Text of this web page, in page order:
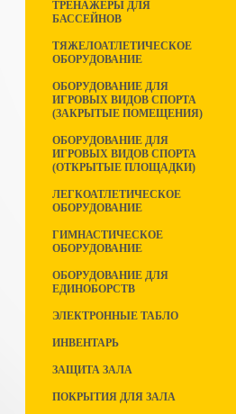
ТРЕНАЖЕРЫ ДЛЯ
БАССЕЙНОВ
ТЯЖЕЛОАТЛЕТИЧЕСКОЕ
ОБОРУДОВАНИЕ
ОБОРУДОВАНИЕ ДЛЯ
ИГРОВЫХ ВИДОВ СПОРТА
(ЗАКРЫТЫЕ ПОМЕЩЕНИЯ)
ОБОРУДОВАНИЕ ДЛЯ
ИГРОВЫХ ВИДОВ СПОРТА
(ОТКРЫТЫЕ ПЛОЩАДКИ)
ЛЕГКОАТЛЕТИЧЕСКОЕ
ОБОРУДОВАНИЕ
ГИМНАСТИЧЕСКОЕ
ОБОРУДОВАНИЕ
ОБОРУДОВАНИЕ ДЛЯ
ЕДИНОБОРСТВ
ЭЛЕКТРОННЫЕ ТАБЛО
ИНВЕНТАРЬ
ЗАЩИТА ЗАЛА
ПОКРЫТИЯ ДЛЯ ЗАЛА